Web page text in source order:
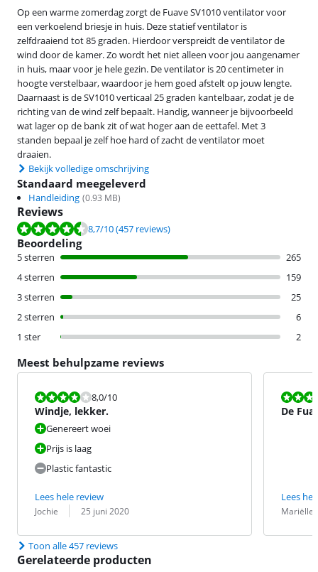
Op een warme zomerdag zorgt de Fuave SV1010 ventilator voor
een verkoelend briesje in huis. Deze statief ventilator is
zelfdraaiend tot 85 graden. Hierdoor verspreidt de ventilator de
wind door de kamer. Zo wordt het niet alleen voor jou aangenamer
in huis, maar voor je hele gezin. De ventilator is 20 centimeter in
hoogte verstelbaar, waardoor je hem goed afstelt op jouw lengte.
Daarnaast is de SV1010 verticaal 25 graden kantelbaar, zodat je de
richting van de wind zelf bepaalt. Handig, wanneer je bijvoorbeeld
wat lager op de bank zit of wat hoger aan de eettafel. Met 3
standen bepaal je zelf hoe hard of zacht de ventilator moet
draaien.
Bekijk volledige omschrijving
Standaard meegeleverd
Handleiding (0.93 MB)
Reviews
Beoordeling is 8,7 van de 10, gebaseerd op 457 reviews.
8,7/10(457 reviews)
Beoordeling
5 sterren
265
4 sterren
159
3 sterren
25
2 sterren
6
1 ster
2
Meest behulpzame reviews
Beoordeling is 8,0 van de 10.
8,0/10
Windje, lekker.
Genereert woei
Prijs is laag
Plastic fantastic
Lees hele review
Beoordeling door:
Jochie
Datum: 25 juni 2020
De
Lees
Mariëlle
Datum:
Toon alle 457 reviews
Gerelateerde producten